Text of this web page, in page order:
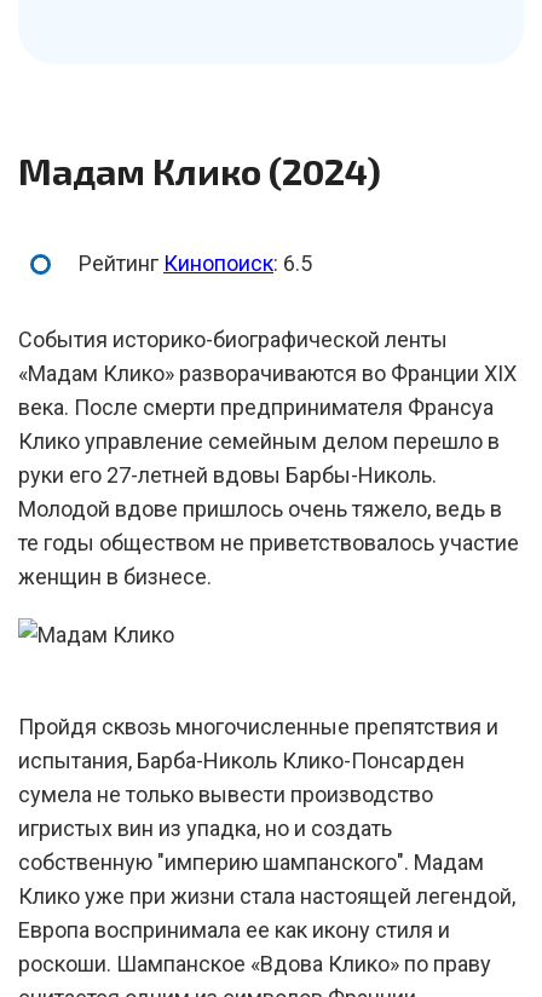
Мадам Клико (2024)
Рейтинг Кинопоиск: 6.5
События историко-биографической ленты
«Мадам Клико» разворачиваются во Франции XIX
века. После смерти предпринимателя Франсуа
Клико управление семейным делом перешло в
руки его 27-летней вдовы Барбы-Николь.
Молодой вдове пришлось очень тяжело, ведь в
те годы обществом не приветствовалось участие
женщин в бизнесе.
Пройдя сквозь многочисленные препятствия и
испытания, Барба-Николь Клико-Понсарден
сумела не только вывести производство
игристых вин из упадка, но и создать
собственную "империю шампанского". Мадам
Клико уже при жизни стала настоящей легендой,
Европа воспринимала ее как икону стиля и
роскоши. Шампанское «Вдова Клико» по праву